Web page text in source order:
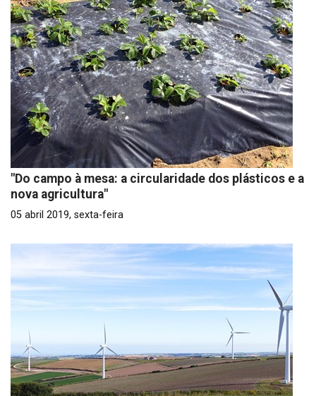
"Do campo à mesa: a circularidade dos plásticos e a
nova agricultura"
05 abril 2019, sexta-feira